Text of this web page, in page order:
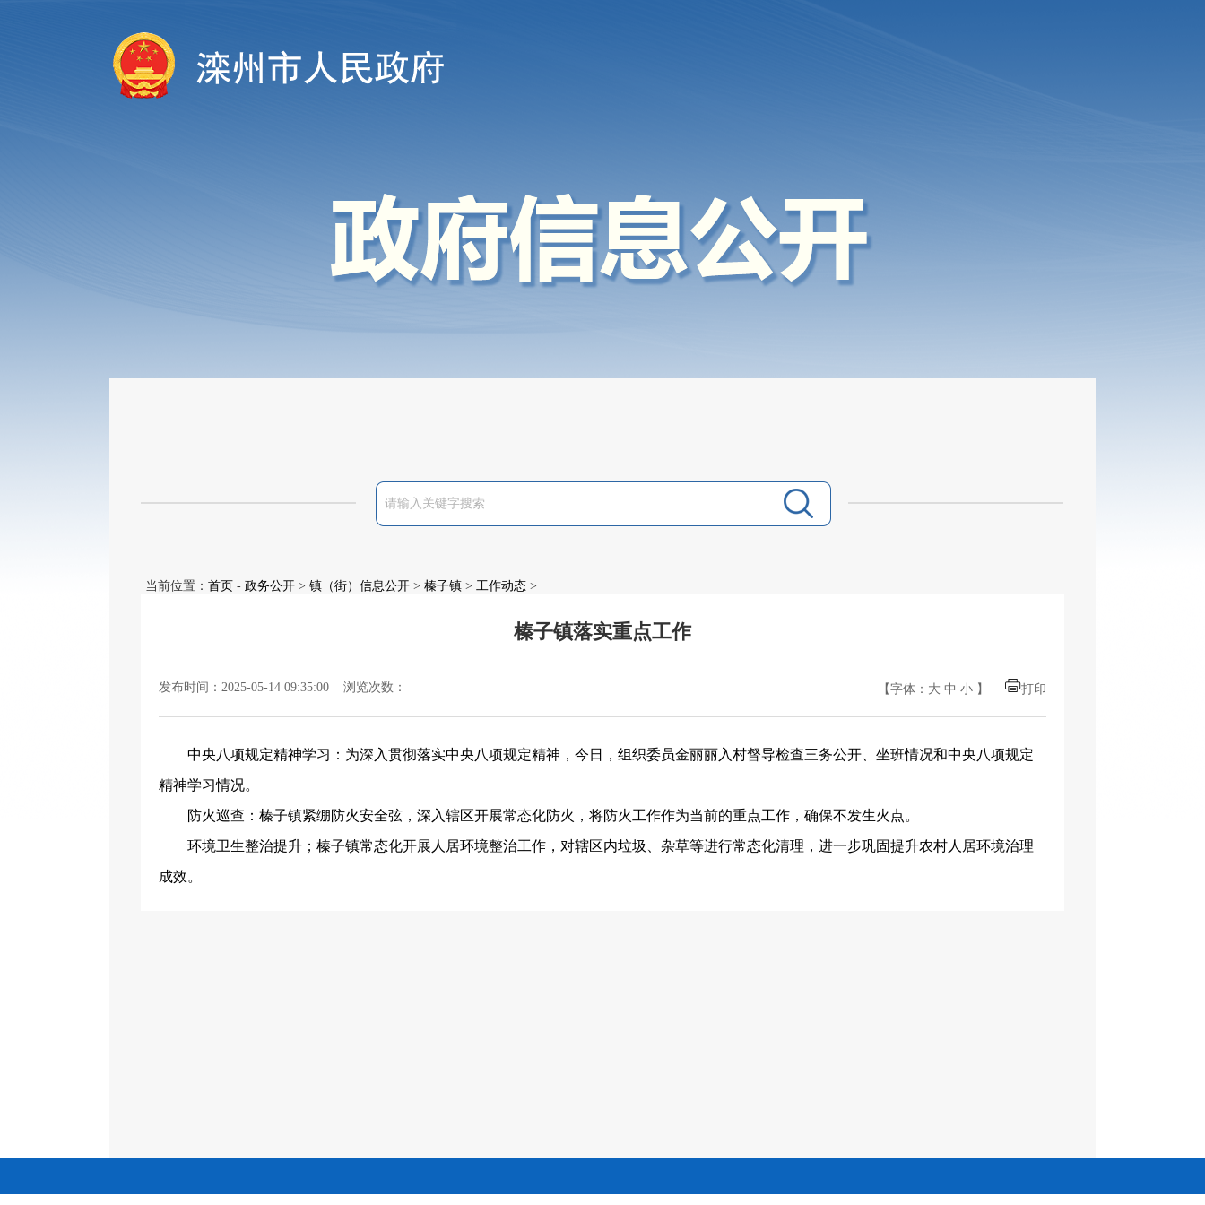
当前位置： 首页 - 政务公开 > 镇（街）信息公开 > 榛子镇 > 工作动态 >
榛子镇落实重点工作
发布时间：2025-05-14 09:35:00 浏览次数： 【字体： 大 中 小 】 打印
中央八项规定精神学习 ： 为深入贯彻落实中央八项规定精神，今日，组织委员金丽丽入村督导检查三务公开、坐班情况和中央八项规定
精神学习情况。
防火巡查 ： 榛子镇紧绷防火安全弦，深入辖区开展常态化防火，将防火工作作为当前的重点工作，确保不发生火点。
环境卫生整治提升 ； 榛子镇常态化开展人居环境整治工作，对辖区内垃圾、杂草等进行常态化清理，进一步巩固提升农村人居环境治理
成效。